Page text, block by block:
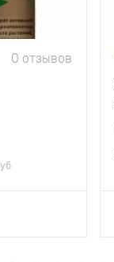
0 отзывов